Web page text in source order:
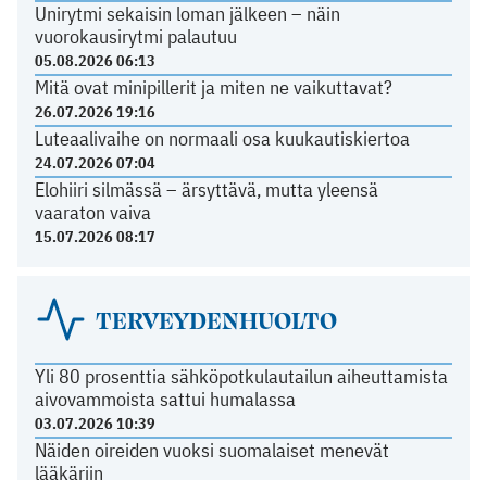
Unirytmi sekaisin loman jälkeen – näin
vuorokausirytmi palautuu
05.08.2026 06:13
Mitä ovat minipillerit ja miten ne vaikuttavat?
26.07.2026 19:16
Luteaalivaihe on normaali osa kuukautiskiertoa
24.07.2026 07:04
Elohiiri silmässä – ärsyttävä, mutta yleensä
vaaraton vaiva
15.07.2026 08:17
TERVEYDENHUOLTO
Yli 80 prosenttia sähköpotkulautailun aiheuttamista
aivovammoista sattui humalassa
03.07.2026 10:39
Näiden oireiden vuoksi suomalaiset menevät
lääkäriin